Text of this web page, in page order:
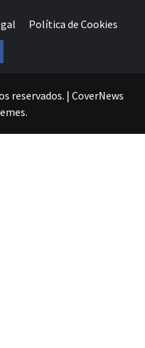
Política de Cookies
reservados. | CoverNews